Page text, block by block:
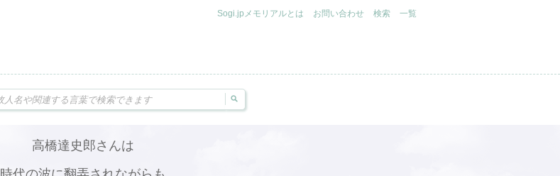
Sogi.jpメモリアルとは お問い合わせ 検索 一覧
高橋達史郎さんは